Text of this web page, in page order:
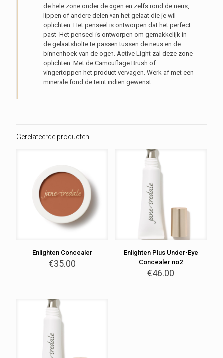
de hele zone onder de ogen en zelfs rond de neus,
lippen of andere delen van het gelaat die je wil
oplichten. Het penseel is ontworpen dat het perfect
past Het penseel is ontworpen om gemakkelijk in
de gelaatsholte te passen tussen de neus en de
binnenhoek van de ogen. Active Light zal deze zone
oplichten. Met de Camouflage Brush of
vingertoppen het product vervagen. Werk af met een
minerale fond de teint indien gewenst.
Gerelateerde producten
Enlighten Concealer
€35.00
Enlighten Plus Under-Eye
Concealer no2
€46.00